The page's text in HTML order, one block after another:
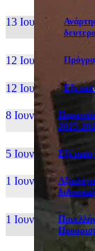
13 Ιουν, 26
12 Ιουν, 26
12 Ιουν, 26
8 Ιουν, 26
2025-
5 Ιουν, 26 Εξέταση
1 Ιουν, 26
1 Ιουν, 26